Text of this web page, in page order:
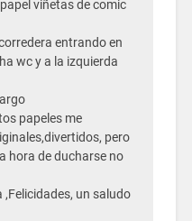
viñetas de comic
entrando en
wc y a la izquierda
papeles me
pero
hora de ducharse no
un saludo